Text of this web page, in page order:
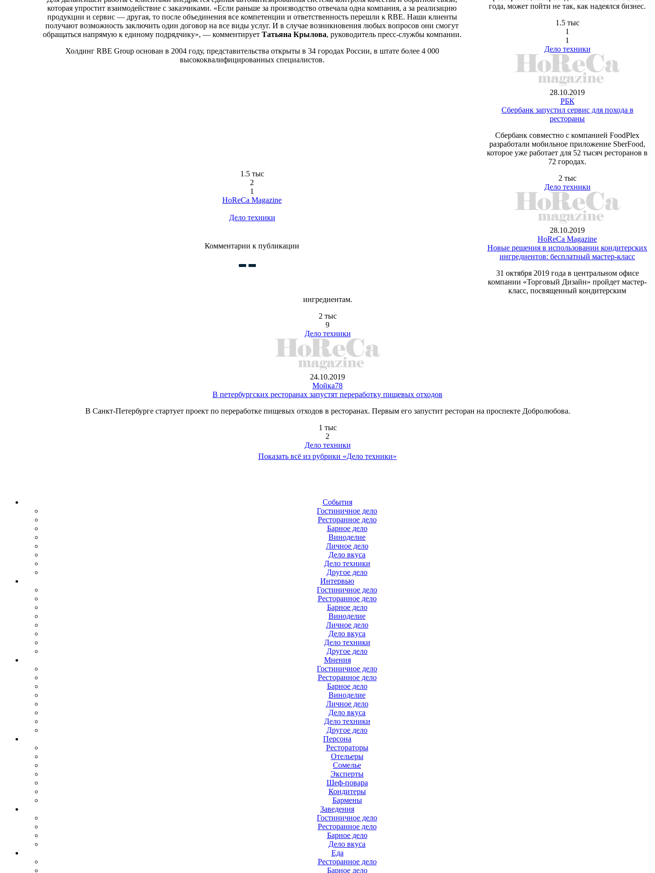
которая упростит взаимодействие с заказчиками. «Если раньше за производство отвечала одна компания, а за реализацию
продукции и сервис — другая, то после объединения все компетенции и ответственность перешли к RBE. Наши клиенты
получают возможность заключить один договор на все виды услуг. И в случае возникновения любых вопросов они смогут
обращаться напрямую к единому подрядчику», — комментирует Татьяна Крылова, руководитель пресс-службы компании.
Холдинг RBE Group основан в 2004 году, представительства открыты в 34 городах России, в штате более 4 000
высококвалифицированных специалистов.
1.5 тыс
2
1
HoReCa Magazine
Дело техники
Комментарии к публикации
года, может пойти не так, как надеялся бизнес.
1.5 тыс
1
1
Дело техники
28.10.2019
РБК
Сбербанк запустил сервис для похода в
рестораны
Сбербанк совместно с компанией FoodPlex
разработали мобильное приложение SberFood,
которое уже работает для 52 тысяч ресторанов в
72 городах.
2 тыс
Дело техники
28.10.2019
HoReCa Magazine
Новые решения в использовании кондитерских
ингредиентов: бесплатный мастер-класс
31 октября 2019 года в центральном офисе
компании «Торговый Дизайн» пройдет мастер-
класс, посвященный кондитерским
ингредиентам.
2 тыс
9
Дело техники
24.10.2019
Мойка78
В петербургских ресторанах запустят переработку пищевых отходов
В Санкт-Петербурге стартует проект по переработке пищевых отходов в ресторанах. Первым его запустит ресторан на проспекте Добролюбова.
1 тыс
2
Дело техники
Показать всё из рубрики «Дело техники»
События
Гостиничное дело
Ресторанное дело
Барное дело
Виноделие
Личное дело
Дело вкуса
Дело техники
Другое дело
Интервью
Гостиничное дело
Ресторанное дело
Барное дело
Виноделие
Личное дело
Дело вкуса
Дело техники
Другое дело
Мнения
Гостиничное дело
Ресторанное дело
Барное дело
Виноделие
Личное дело
Дело вкуса
Дело техники
Другое дело
Персона
Рестораторы
Отельеры
Сомелье
Эксперты
Шеф-повара
Кондитеры
Бармены
Заведения
Гостиничное дело
Ресторанное дело
Барное дело
Дело вкуса
Еда
Ресторанное дело
Барное дело